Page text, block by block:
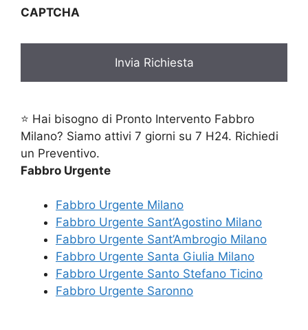
CAPTCHA
⭐ Hai bisogno di Pronto Intervento Fabbro
Milano? Siamo attivi 7 giorni su 7 H24. Richiedi
un Preventivo.
Fabbro Urgente
Fabbro Urgente Milano
Fabbro Urgente Sant’Agostino Milano
Fabbro Urgente Sant’Ambrogio Milano
Fabbro Urgente Santa Giulia Milano
Fabbro Urgente Santo Stefano Ticino
Fabbro Urgente Saronno